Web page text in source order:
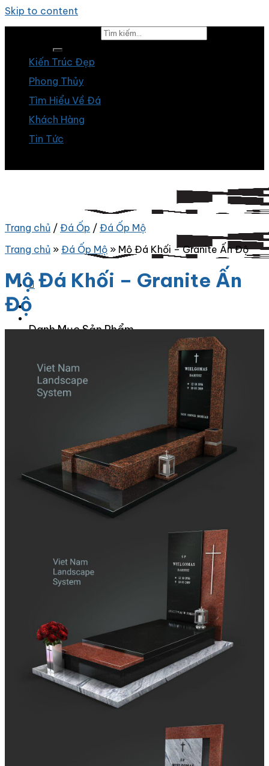
Skip to content
Kiến Trúc Đẹp
Phong Thủy
Tìm Hiểu Về Đá
Khách Hàng
Tin Tức
Danh Mục Sản Phẩm
Đá Granite
Đá Granite Màu Vàng
Đá Granite Màu Đen
Đá Granite Màu Xanh
Đá Granite Màu Nâu
Đá Granite Màu Đỏ
Đá Marble Màu Kem
Đá Marble Màu Nâu
Đá Marble Màu Đỏ
Đá Marble Màu Vàng
Đá Marble Màu Trắng
Đá Marble Màu Xanh
Trang chủ / Đá Ốp / Đá Ốp Mộ
Trang chủ » Đá Ốp Mộ » Mộ Đá Khối – Granite Ấn Độ
Mộ Đá Khối – Granite Ấn
Độ